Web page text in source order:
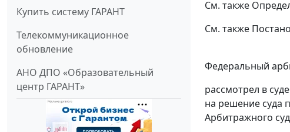
Купить систему ГАРАНТ
Телекоммуникационное
обновление
АНО ДПО «Образовательный
центр ГАРАНТ»
См. также
См. также
Федеральный
рассмотрел в
на решение суда
Арбитражного